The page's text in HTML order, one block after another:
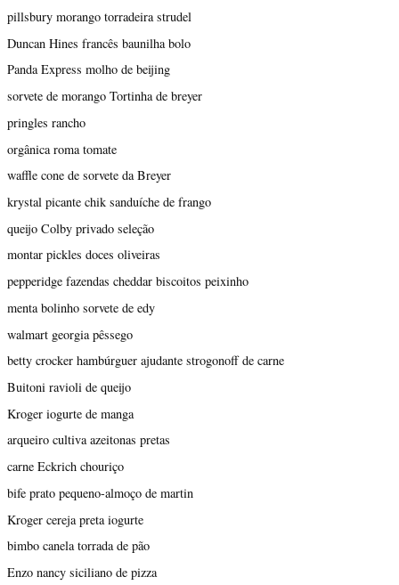
pillsbury morango torradeira strudel
Duncan Hines francês baunilha bolo
Panda Express molho de beijing
sorvete de morango Tortinha de breyer
pringles rancho
orgânica roma tomate
waffle cone de sorvete da Breyer
krystal picante chik sanduíche de frango
queijo Colby privado seleção
montar pickles doces oliveiras
pepperidge fazendas cheddar biscoitos peixinho
menta bolinho sorvete de edy
walmart georgia pêssego
betty crocker hambúrguer ajudante strogonoff de carne
Buitoni ravioli de queijo
Kroger iogurte de manga
arqueiro cultiva azeitonas pretas
carne Eckrich chouriço
bife prato pequeno-almoço de martin
Kroger cereja preta iogurte
bimbo canela torrada de pão
Enzo nancy siciliano de pizza